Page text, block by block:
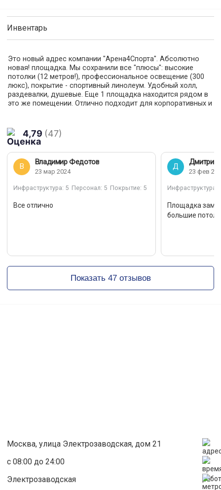
Инвентарь
Это новый адрес компании "Арена4Спорта". Абсолютно
новая! площадка. Мы сохранили все "плюсы": высокие
потолки (12 метров!), профессиональное освещение (300
люкс), покрытие - спортивный линолеум. Удобный холл,
раздевалки, душевые. Еще 1 площадка находится рядом в
это же помещении. Отлично подходит для корпоративных и
4,79 (47)
В
Владимир Федотов
23 мар 2024
Инфраструктура: 5 Персонал: 5 Покрытие: 5
Все отлично
Д
Дмитрий
23 фев
Инфраструктура
Площадка
большие
Показать 47 отзывов
Москва, улица Электрозаводская, дом 21
с 08:00 до 24:00
Электрозаводская